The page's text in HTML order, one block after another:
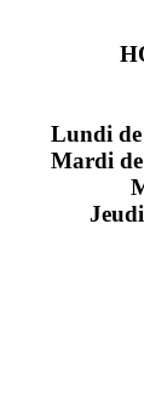
Lundi de
Mardi